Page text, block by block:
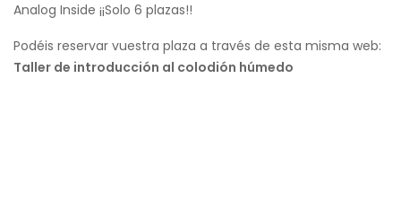
Analog Inside ¡¡Solo 6 plazas!!
Podéis reservar vuestra plaza a través de esta misma web:
Taller de introducción al colodión húmedo